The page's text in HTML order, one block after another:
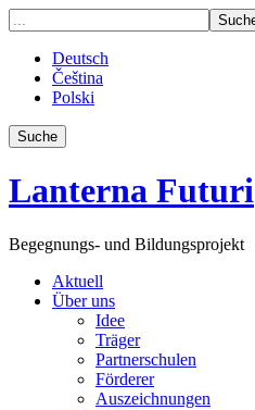
Deutsch
Čeština
Polski
Suche
Lanterna Futuri
Begegnungs- und Bildungsprojekt
Aktuell
Über uns
Idee
Träger
Partnerschulen
Förderer
Auszeichnungen